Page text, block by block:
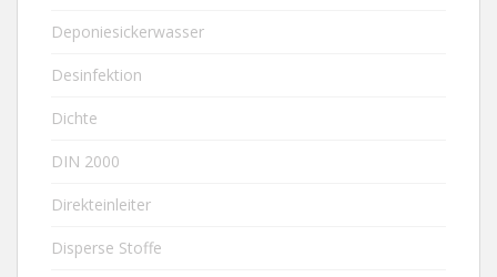
Deponiesickerwasser
Desinfektion
Dichte
DIN 2000
Direkteinleiter
Disperse Stoffe